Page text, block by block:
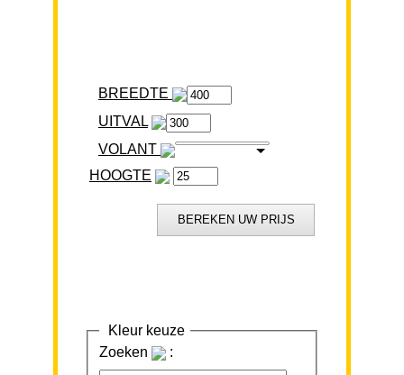
BREEDTE
VOLANT
HOOGTE
Kleur keuze
Zoeken
: